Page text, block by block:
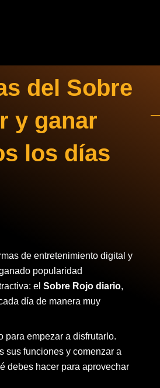
del Sobre
y ganar
los días
de entretenimiento digital y
popularidad
el Sobre Rojo diario,
día de manera muy
para empezar a disfrutarlo.
sus funciones y comenzar a
debes hacer para aprovechar